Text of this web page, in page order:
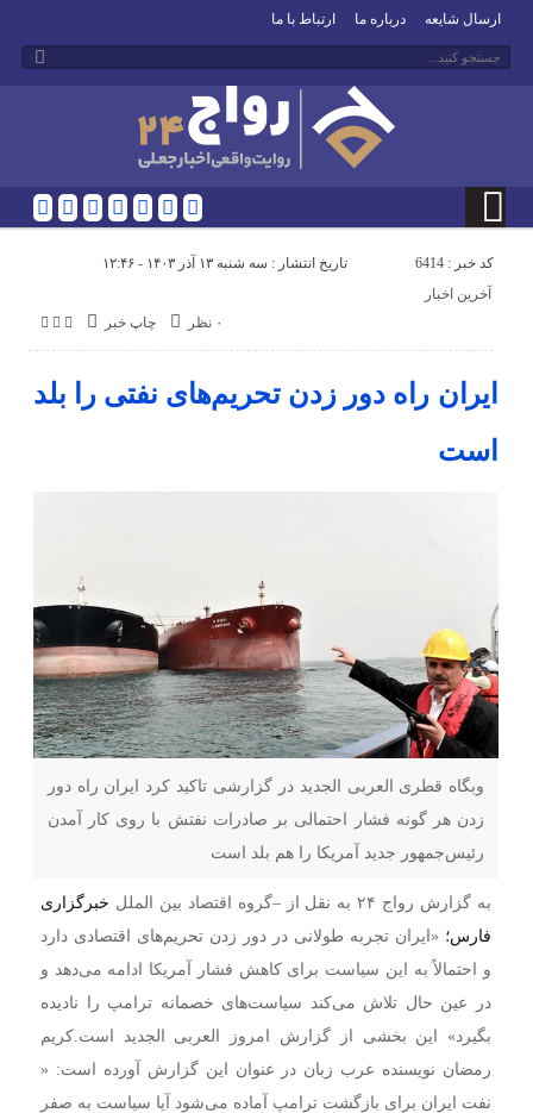
ارسال شایعه درباره ما ارتباط با ما
کد خبر : 6414 تاریخ انتشار : سه شنبه ۱۳ آذر ۱۴۰۳ - ۱۲:۴۶
چاپ خبر ۰ نظر
آخرین اخبار
ایران راه دور زدن تحریم‌های نفتی را بلد
است
وبگاه قطری العربی الجدید در گزارشی تاکید کرد ایران راه دور
زدن هر گونه فشار احتمالی بر صادرات نفتش با روی کار آمدن
رئیس‌جمهور جدید آمریکا را هم بلد است
به گزارش رواج ۲۴ به نقل از – گروه اقتصاد بین الملل خبرگزاری
فارس؛ «ایران تجربه طولانی در دور زدن تحریم‌های اقتصادی دارد
و احتمالاً به این سیاست برای کاهش فشار آمریکا ادامه می‌دهد و
در عین حال تلاش می‌کند سیاست‌های خصمانه ترامپ را نادیده
بگیرد» این بخشی از گزارش امروز العربی الجدید است.کریم
رمضان نویسنده عرب زبان در عنوان این گزارش آورده است: «
نفت ایران برای بازگشت ترامپ آماده می‌شود آیا سیاست به صفر